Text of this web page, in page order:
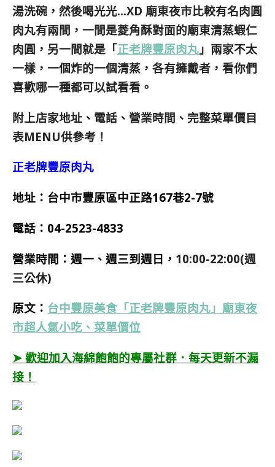
湯洗碗，然後喝光光…XD 廟東夜市比較有名肉圓
肉丸有兩間，一間是菱角酥對面的廟東清蒸蝦仁
肉圓，另一間就是「正老牌豐原肉丸 」兩家不太
一樣，一個炸的一個清蒸，各有擁戴者，看你們
喜歡哪一種都可以試看看。
附上店家地址、電話、營業時間、完整菜單價目
表MENU供參考！
正老牌豐原肉丸
地址：台中市豐原區中正路167巷2-7號
電話： 04-2523-4833
營業時間：週一、週三到週日， 10:00-22:00(週
三公休)
原文： 台中豐原美食「正老牌豐原肉丸」廟東夜
市超人氣小吃、菜單價位
➤ 歡迎加入海綿飽飽的專屬社群．每天更新不漏
接！